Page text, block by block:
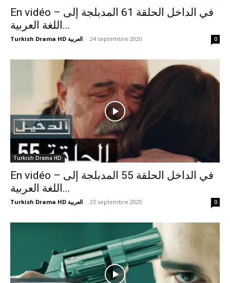
En vidéo – في الداخل الحلقة 61 المدبلجة إلى
اللغة العربية...
Turkish Drama HD العربية - 24 septembre 2020 0
Turkish Drama HD
En vidéo – في الداخل الحلقة 55 المدبلجة إلى
اللغة العربية...
Turkish Drama HD العربية - 23 septembre 2020 0